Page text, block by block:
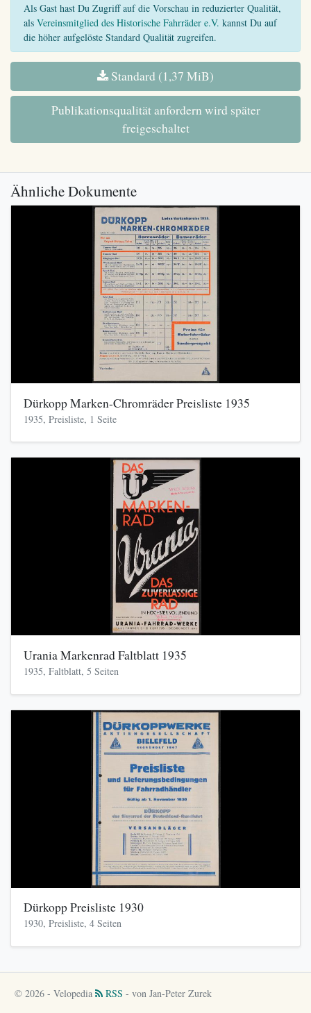
Als Gast hast Du Zugriff auf die Vorschau in reduzierter Qualität,
als Vereinsmitglied des Historische Fahrräder e.V. kannst Du auf
die höher aufgelöste Standard Qualität zugreifen.
Standard (1,37 MiB)
Publikationsqualität anfordern wird später
freigeschaltet
Ähnliche Dokumente
Dürkopp Marken-Chromräder Preisliste 1935
1935, Preisliste, 1 Seite
Urania Markenrad Faltblatt 1935
1935, Faltblatt, 5 Seiten
Dürkopp Preisliste 1930
1930, Preisliste, 4 Seiten
© 2026 - Velopedia RSS - von Jan-Peter Zurek